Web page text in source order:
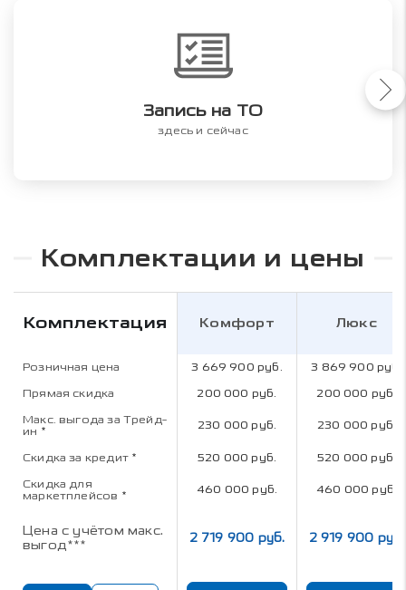
Запись на ТО
здесь и сейчас
Комплектации и цены
Комплектация Комфорт Люкс
Розничная цена 3 669 900 руб. 3 869 900 руб.
Прямая скидка 200 000 руб. 200 000 руб.
Макс. выгода за Трейд-
ин * 230 000 руб. 230 000 руб.
Скидка за кредит * 520 000 руб. 520 000 руб.
Скидка для
маркетплейсов * 460 000 руб. 460 000 руб.
Цена с учётом макс.
выгод***
2 719 900 руб. 2 919 900 руб.